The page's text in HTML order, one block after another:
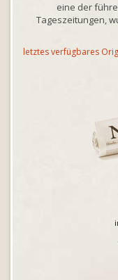
eine der
Tageszeitungen,
letztes verfügbares